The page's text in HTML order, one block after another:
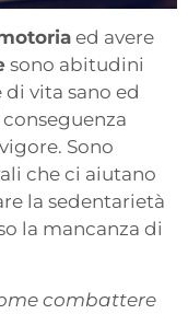
ed avere
sono abitudini
vita sano ed
Sono
che ci aiutano
la sedentarietà
la mancanza di
combattere